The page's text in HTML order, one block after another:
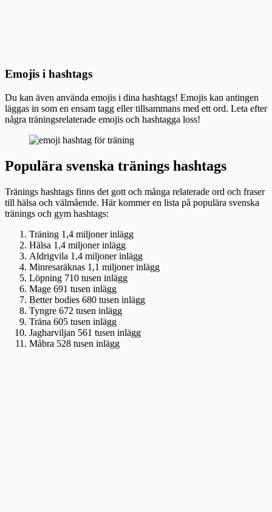
Emojis i hashtags
Du kan även använda emojis i dina hashtags! Emojis kan antingen
läggas in som en ensam tagg eller tillsammans med ett ord. Leta efter
några träningsrelaterade emojis och hashtagga loss!
Populära svenska tränings hashtags
Tränings hashtags finns det gott och många relaterade ord och fraser
till hälsa och välmående. Här kommer en lista på populära svenska
tränings och gym hashtags:
Träning 1,4 miljoner inlägg
Hälsa 1,4 miljoner inlägg
Aldrigvila 1,4 miljoner inlägg
Minresaräknas 1,1 miljoner inlägg
Löpning 710 tusen inlägg
Mage 691 tusen inlägg
Better bodies 680 tusen inlägg
Tyngre 672 tusen inlägg
Träna 605 tusen inlägg
Jagharviljan 561 tusen inlägg
Måbra 528 tusen inlägg